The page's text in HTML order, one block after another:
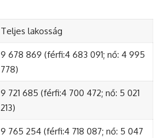
Teljes lakosság
9 678 869 (férfi:4 683 091; nő: 4 995
778)
9 721 685 (férfi:4 700 472; nő: 5 021
213)
9 765 254 (férfi:4 718 087; nő: 5 047